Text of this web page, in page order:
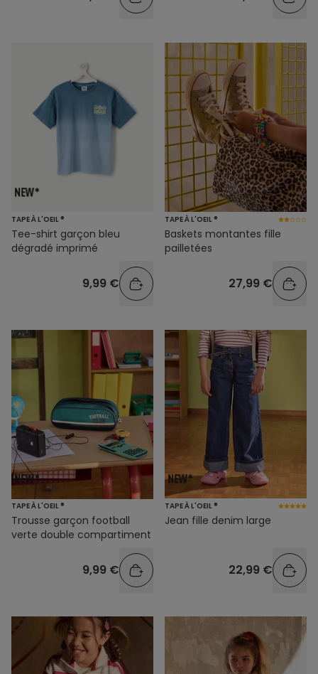
TAPE À L'OEIL ®
Tee-shirt garçon bleu
dégradé imprimé
9,99 €
TAPE À L'OEIL ®
Baskets montantes fille
pailletées
27,99 €
TAPE À L'OEIL ®
Trousse garçon football
verte double compartiment
9,99 €
TAPE À L'OEIL ®
Jean fille denim large
22,99 €